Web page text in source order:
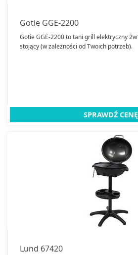
Gotie GGE-2200
Gotie GGE-2200 to tani grill elektryczny
stojący (w zależności od Twoich potrzeb).
SPRAWDŹ CENĘ
Lund 67420